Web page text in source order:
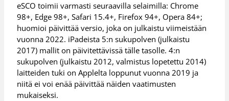
eSCO toimii varmasti seuraavilla selaimilla: Chrome
98+, Edge 98+, Safari 15.4+, Firefox 94+, Opera 84+;
huomioi päivittää versio, joka on julkaistu viimeistään
vuonna 2022. iPadeista 5:n sukupolven (julkaistu
2017) mallit on päivitettävissä tälle tasolle. 4:n
sukupolven (julkaistu 2012, valmistus lopetettu 2014)
laitteiden tuki on Applelta loppunut vuonna 2019 ja
niitä ei voi enää päivittää näiden vaatimusten
mukaiseksi.